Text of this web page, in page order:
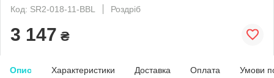
Код: SR2-018-11-BBL
Роздріб
3 147 ₴
Опис Характеристики Доставка Оплата Умови